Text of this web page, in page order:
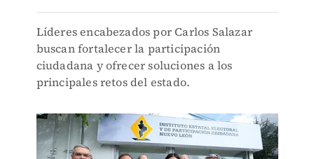
Líderes encabezados por Carlos Salazar
buscan fortalecer la participación
ciudadana y ofrecer soluciones a los
principales retos del estado.